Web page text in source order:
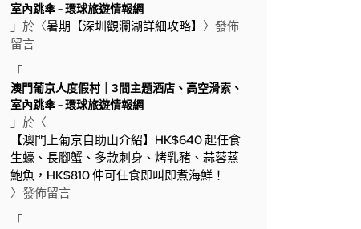
室內跳傘 - 環球旅遊情報網
」於〈暑期【深圳觀瀾湖詳細攻略】 〉發佈
留言
「
澳門葡京人度假村｜3間主題酒店、高空滑索、
室內跳傘 - 環球旅遊情報網
」於〈
【澳門上葡京自助山介紹】HK$640 起任食
生蠔、長腳蟹、多款刺身、烤乳豬、蒜蓉蒸
鮑魚，HK$810 仲可任食即叫即煮海鮮！
〉發佈留言
「